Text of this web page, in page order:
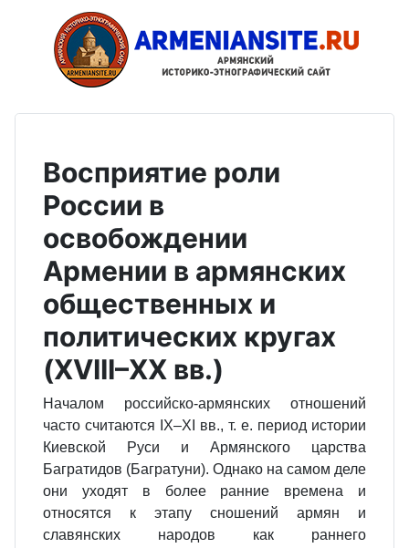
Восприятие роли
России в
освобождении
Армении в армянских
общественных и
политических кругах
(XVIII–XX вв.)
Началом российско-армянских отношений
часто считаются ІХ–ХІ вв., т. е. период истории
Киевской Руси и Армянского царства
Багратидов (Багратуни). Однако на самом деле
они уходят в более ранние времена и
относятся к этапу сношений армян и
славянских народов как раннего